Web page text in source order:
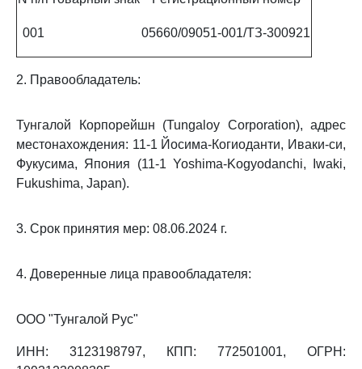
001 05660/09051-001/ТЗ-300921
2. Правообладатель:
Тунгалой Корпорейшн (Tungaloy Corporation), адрес
местонахождения: 11-1 Йосима-Когиоданти, Иваки-си,
Фукусима, Япония (11-1 Yoshima-Kogyodanchi, Iwaki,
Fukushima, Japan).
3. Срок принятия мер: 08.06.2024 г.
4. Доверенные лица правообладателя:
ООО "Тунгалой Рус"
ИНН: 3123198797, КПП: 772501001, ОГРН: